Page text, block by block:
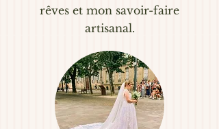
rêves et mon savoir-faire
artisanal.